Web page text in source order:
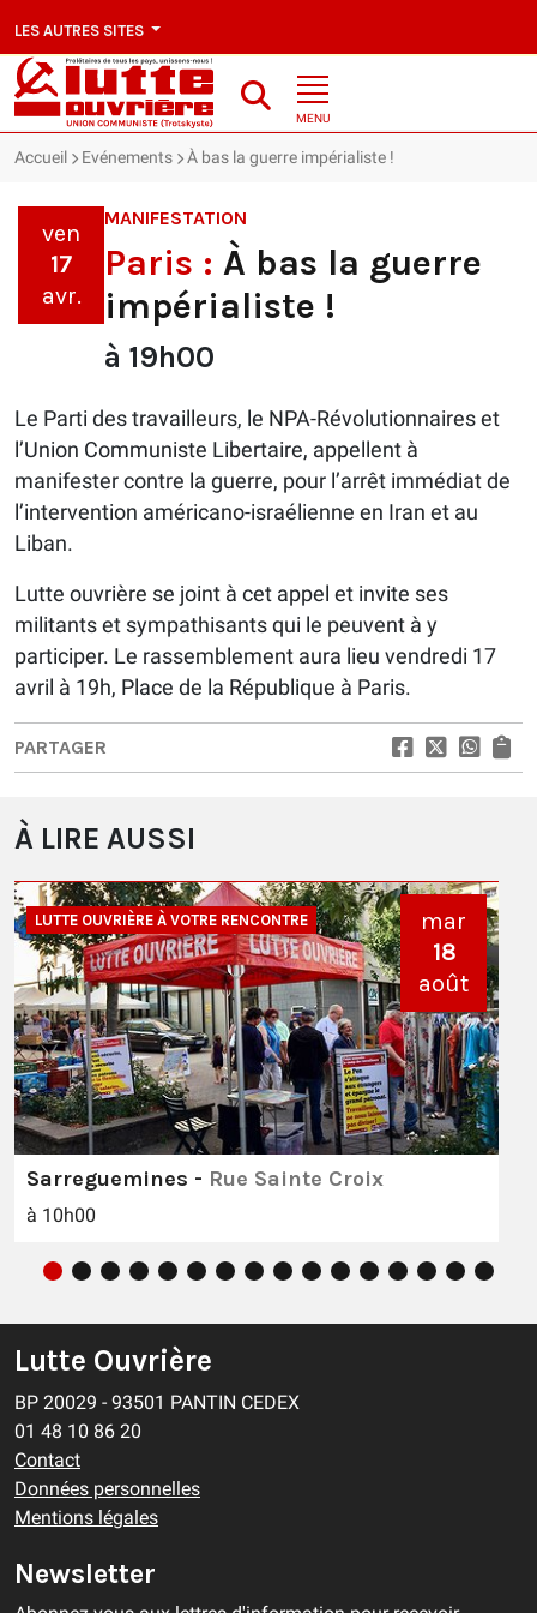
LES AUTRES SITES
MENU
Accueil Evénements À bas la guerre impérialiste !
ven
17
avr.
MANIFESTATION
Paris : À bas la guerre
impérialiste !
à 19h00
Le Parti des travailleurs, le NPA-Révolutionnaires et
l’Union Communiste Libertaire, appellent à
manifester contre la guerre, pour l’arrêt immédiat de
l’intervention américano-israélienne en Iran et au
Liban.
Lutte ouvrière se joint à cet appel et invite ses
militants et sympathisants qui le peuvent à y
participer. Le rassemblement aura lieu vendredi 17
avril à 19h, Place de la République à Paris.
PARTAGER
À LIRE AUSSI
LUTTE OUVRIÈRE À VOTRE RENCONTRE
mar
18
août
Sarreguemines - Rue Sainte Croix
à 10h00
Lutte Ouvrière
BP 20029 - 93501 PANTIN CEDEX
01 48 10 86 20
Contact
Données personnelles
Mentions légales
Newsletter